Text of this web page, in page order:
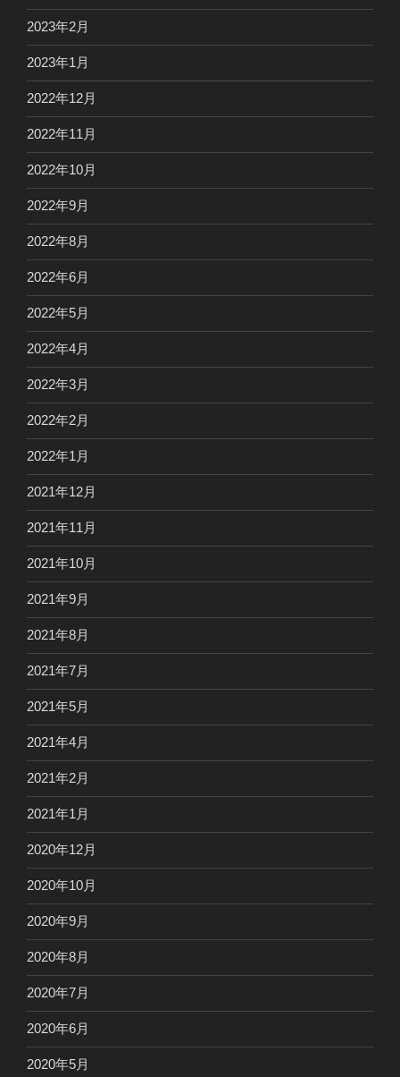
2023年2月
2023年1月
2022年12月
2022年11月
2022年10月
2022年9月
2022年8月
2022年6月
2022年5月
2022年4月
2022年3月
2022年2月
2022年1月
2021年12月
2021年11月
2021年10月
2021年9月
2021年8月
2021年7月
2021年5月
2021年4月
2021年2月
2021年1月
2020年12月
2020年10月
2020年9月
2020年8月
2020年7月
2020年6月
2020年5月